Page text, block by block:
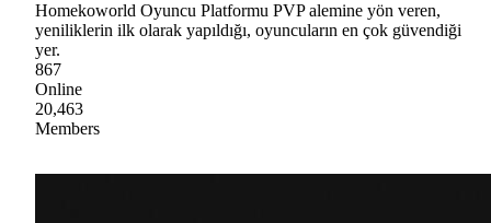
Homekoworld Oyuncu Platformu PVP alemine yön veren,
yeniliklerin ilk olarak yapıldığı, oyuncuların en çok güvendiği
yer.
867
Online
20,463
Members